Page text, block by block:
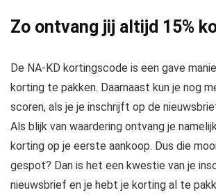
Zo ontvang jij altijd 15%
De NA-KD kortingscode is een gave
korting te pakken. Daarnaast kun je nog
scoren, als je je inschrijft op de
Als blijk van waardering ontvang je
korting op je eerste aankoop. Dus die
gespot? Dan is het een kwestie van je
nieuwsbrief en je hebt je korting al te